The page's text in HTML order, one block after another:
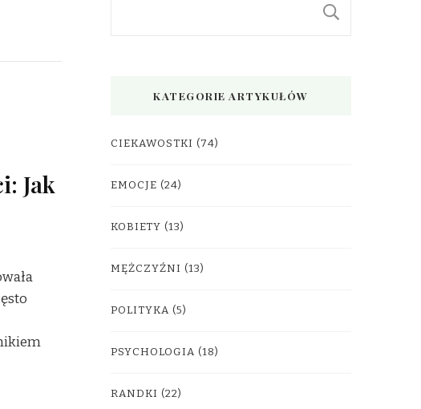
Jak
KATEGORIE ARTYKUŁÓW
CIEKAWOSTKI (74)
EMOCJE (24)
KOBIETY (13)
MĘŻCZYŹNI (13)
POLITYKA (5)
PSYCHOLOGIA (18)
RANDKI (22)